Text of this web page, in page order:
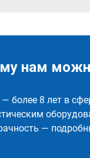
нам
более 8 лет в
—